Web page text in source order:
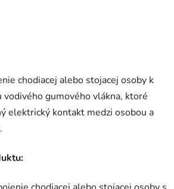
chodiacej alebo stojacej osoby k
vodivého gumového vlákna, ktoré
elektrický kontakt medzi osobou a